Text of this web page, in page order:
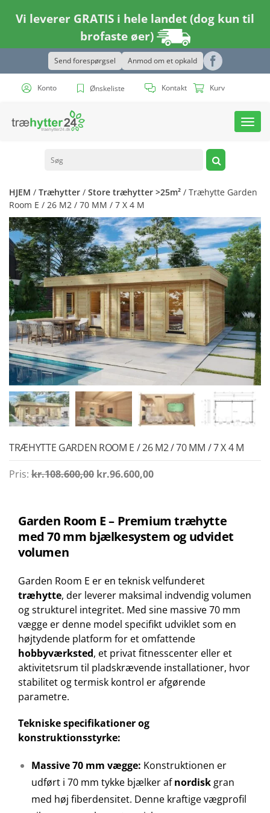
Vi leverer GRATIS i hele landet (dog kun til
brofaste øer)
Send forespørgsel Anmod om et opkald
Konto Ønskeliste Kontakt Kurv
HJEM / Træhytter / Store træhytter >25m² / Træhytte Garden
Room E / 26 M2 / 70 MM / 7 X 4 M
TRÆHYTTE GARDEN ROOM E / 26 M2 / 70 MM / 7 X 4 M
Pris: kr.108.600,00 Den
var:
kr.108.600,00.
kr.96.600,00Den
er:
kr.96.600,00.
Garden Room E – Premium træhytte
med 70 mm bjælkesystem og udvidet
volumen
Garden Room E er en teknisk velfunderet
træhytte, der leverer maksimal indvendig volumen
og strukturel integritet. Med sine massive 70 mm
vægge er denne model specifikt udviklet som en
højtydende platform for et omfattende
hobbyværksted, et privat fitnesscenter eller et
aktivitetsrum til pladskrævende installationer, hvor
stabilitet og termisk kontrol er afgørende
parametre.
Tekniske specifikationer og
konstruktionsstyrke:
Massive 70 mm vægge: Konstruktionen er
udført i 70 mm tykke bjælker afnordisk gran
med høj fiberdensitet. Denne kraftige vægprofil